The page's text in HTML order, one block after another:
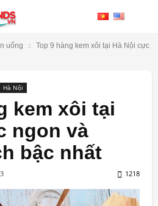
uống
Top 9 hàng kem xôi tại Hà Nội cực
Hà Nội
kem xôi tại
ngon và
bậc nhất
1218